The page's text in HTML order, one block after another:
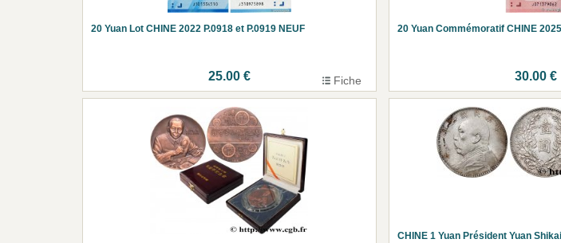
20 Yuan Lot CHINE 2022 P.0918 et P.0919 NEUF
25.00 € Fiche
20 Yuan Commémoratif CHINE
30.00 €
CHINE 1 Yuan Président Yuan